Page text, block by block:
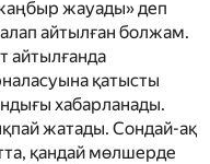
жаңбыр жауады» деп
айтылған болжам.
айтылғанда
қатысты
хабарланады.
жатады. Сондай-ақ
қандай мөлшерде